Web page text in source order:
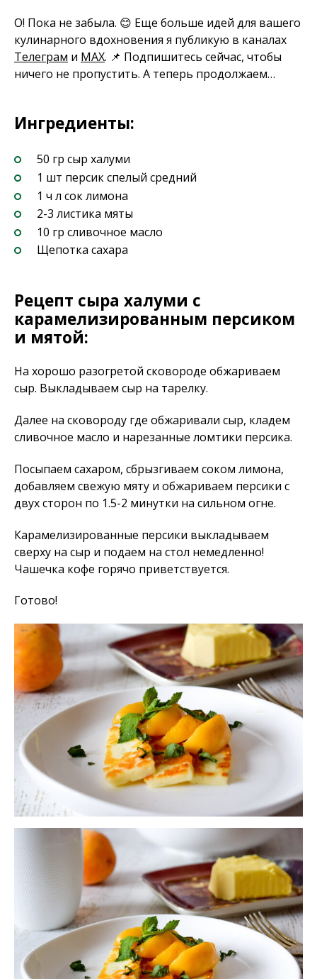
О! Пока не забыла. 😊 Еще больше идей для вашего
кулинарного вдохновения я публикую в каналах
Телеграм и MAX. 📌 Подпишитесь сейчас, чтобы
ничего не пропустить. А теперь продолжаем…
Ингредиенты:
50 гр сыр халуми
1 шт персик спелый средний
1 ч л сок лимона
2-3 листика мяты
10 гр сливочное масло
Щепотка сахара
Рецепт сыра халуми с
карамелизированным персиком
и мятой:
На хорошо разогретой сковороде обжариваем
сыр. Выкладываем сыр на тарелку.
Далее на сковороду где обжаривали сыр, кладем
сливочное масло и нарезанные ломтики персика.
Посыпаем сахаром, сбрызгиваем соком лимона,
добавляем свежую мяту и обжариваем персики с
двух сторон по 1.5-2 минутки на сильном огне.
Карамелизированные персики выкладываем
сверху на сыр и подаем на стол немедленно!
Чашечка кофе горячо приветствуется.
Готово!